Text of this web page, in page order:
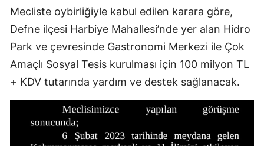
Mecliste oybirliğiyle kabul edilen karara göre,
Defne ilçesi Harbiye Mahallesi’nde yer alan Hidro
Park ve çevresinde Gastronomi Merkezi ile Çok
Amaçlı Sosyal Tesis kurulması için 100 milyon TL
+ KDV tutarında yardım ve destek sağlanacak.